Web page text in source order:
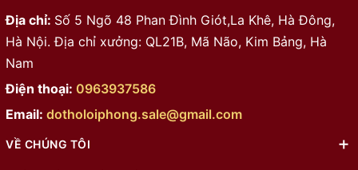
Địa chỉ: Số 5 Ngõ 48 Phan Đình Giót,La Khê, Hà Đông,
Hà Nội. Địa chỉ xưởng: QL21B, Mã Não, Kim Bảng, Hà
Nam
Điện thoại: 0963937586
Email: dotholoiphong.sale@gmail.com
VỀ CHÚNG TÔI